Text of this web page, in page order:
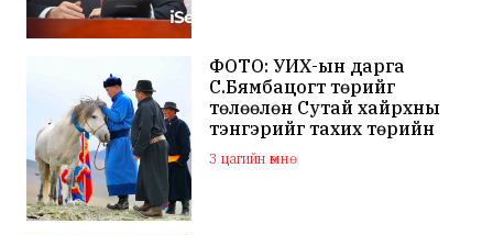
ФОТО: УИХ-ын дарга
С.Бямбацогт төрийг
төлөөлөн Сутай хайрхны
тэнгэрийг тахих төрийн
тахилгад оролцлоо
3 цагийн өмнө